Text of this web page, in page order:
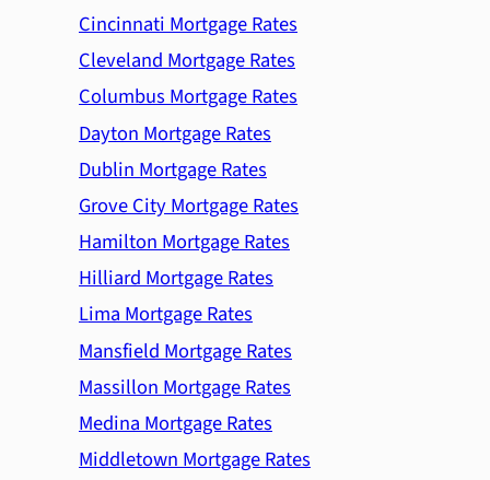
Cincinnati Mortgage Rates
Cleveland Mortgage Rates
Columbus Mortgage Rates
Dayton Mortgage Rates
Dublin Mortgage Rates
Grove City Mortgage Rates
Hamilton Mortgage Rates
Hilliard Mortgage Rates
Lima Mortgage Rates
Mansfield Mortgage Rates
Massillon Mortgage Rates
Medina Mortgage Rates
Middletown Mortgage Rates